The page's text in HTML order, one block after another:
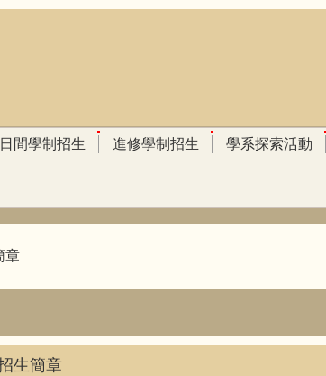
日間學制招生 進修學制招生 學系探索活動
章
生簡章